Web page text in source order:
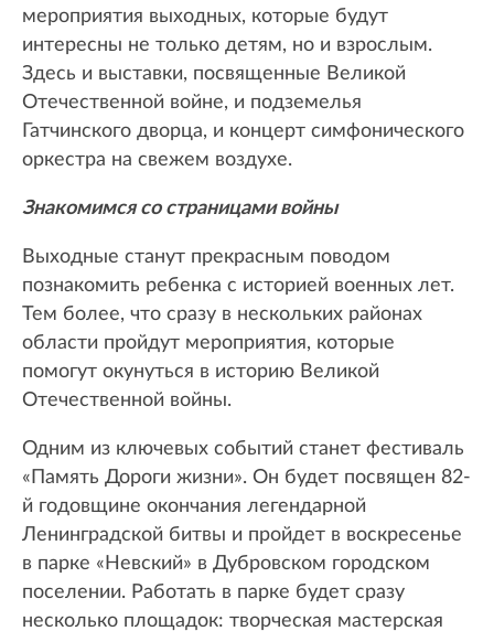
мероприятия выходных, которые будут
интересны не только детям, но и взрослым.
Здесь и выставки, посвященные Великой
Отечественной войне, и подземелья
Гатчинского дворца, и концерт симфонического
оркестра на свежем воздухе.
Знакомимся со страницами войны
Выходные станут прекрасным поводом
познакомить ребенка с историей военных лет.
Тем более, что сразу в нескольких районах
области пройдут мероприятия, которые
помогут окунуться в историю Великой
Отечественной войны.
Одним из ключевых событий станет фестиваль
«Память Дороги жизни». Он будет посвящен 82-
й годовщине окончания легендарной
Ленинградской битвы и пройдет в воскресенье
в парке «Невский» в Дубровском городском
поселении. Работать в парке будет сразу
несколько площадок: творческая мастерская